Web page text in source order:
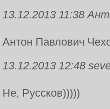
13.12.2013 11:38
Антон Павлович
13.12.2013 12:48
Не, Руссков)))))